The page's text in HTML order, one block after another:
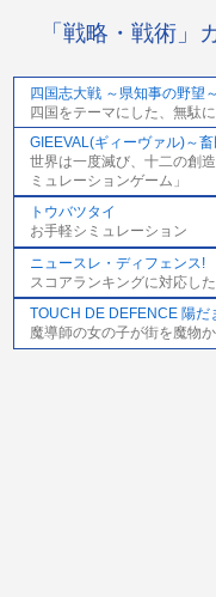
「戦略・戦術」
四国志大戦 ～県知事の野望～
四国をテーマにした、無駄
GIEEVAL(ギィーヴァル)～
世界は一度滅び、十二の創
ミュレーションゲーム」
トウバツタイ
お手軽シミュレーション
ニュースレ・ディフェンス!
スコアランキングに対応し
TOUCH DE DEFENCE 陽だ
魔導師の女の子が街を魔物